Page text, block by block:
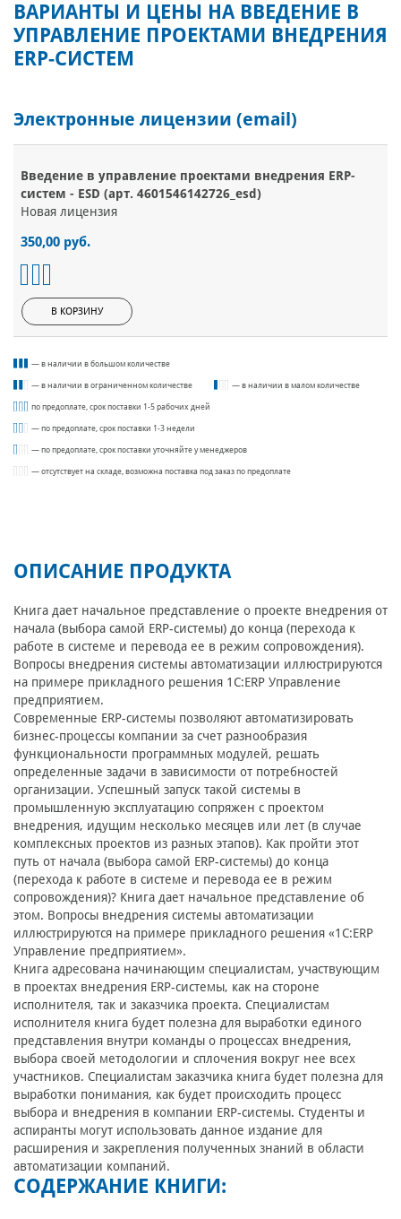
ВАРИАНТЫ И ЦЕНЫ НА ВВЕДЕНИЕ В
УПРАВЛЕНИЕ ПРОЕКТАМИ ВНЕДРЕНИЯ
ERP-СИСТЕМ
Электронные лицензии (email)
Введение в управление проектами внедрения ERP-
систем - ESD (арт. 4601546142726_esd)
Новая лицензия
350,00 руб.
В КОРЗИНУ
— в наличии в большом количестве
— в наличии в ограниченном количестве — в наличии в малом количестве
по предоплате, срок поставки 1-5 рабочих дней
— по предоплате, срок поставки 1-3 недели
— по предоплате, срок поставки уточняйте у менеджеров
— отсутствует на складе, возможна поставка под заказ по предоплате
ОПИСАНИЕ ПРОДУКТА
Книга дает начальное представление о проекте внедрения от
начала (выбора самой ERP-системы) до конца (перехода к
работе в системе и перевода ее в режим сопровождения).
Вопросы внедрения системы автоматизации иллюстрируются
на примере прикладного решения 1C:ERP Управление
предприятием.
Современные ERP-системы позволяют автоматизировать
бизнес-процессы компании за счет разнообразия
функциональности программных модулей, решать
определенные задачи в зависимости от потребностей
организации. Успешный запуск такой системы в
промышленную эксплуатацию сопряжен с проектом
внедрения, идущим несколько месяцев или лет (в случае
комплексных проектов из разных этапов). Как пройти этот
путь от начала (выбора самой ERP-системы) до конца
(перехода к работе в системе и перевода ее в режим
сопровождения)? Книга дает начальное представление об
этом. Вопросы внедрения системы автоматизации
иллюстрируются на примере прикладного решения «1C:ERP
Управление предприятием».
Книга адресована начинающим специалистам, участвующим
в проектах внедрения ERP-системы, как на стороне
исполнителя, так и заказчика проекта. Специалистам
исполнителя книга будет полезна для выработки единого
представления внутри команды о процессах внедрения,
выбора своей методологии и сплочения вокруг нее всех
участников. Специалистам заказчика книга будет полезна для
выработки понимания, как будет происходить процесс
выбора и внедрения в компании ERP-системы. Студенты и
аспиранты могут использовать данное издание для
расширения и закрепления полученных знаний в области
автоматизации компаний.
СОДЕРЖАНИЕ КНИГИ: